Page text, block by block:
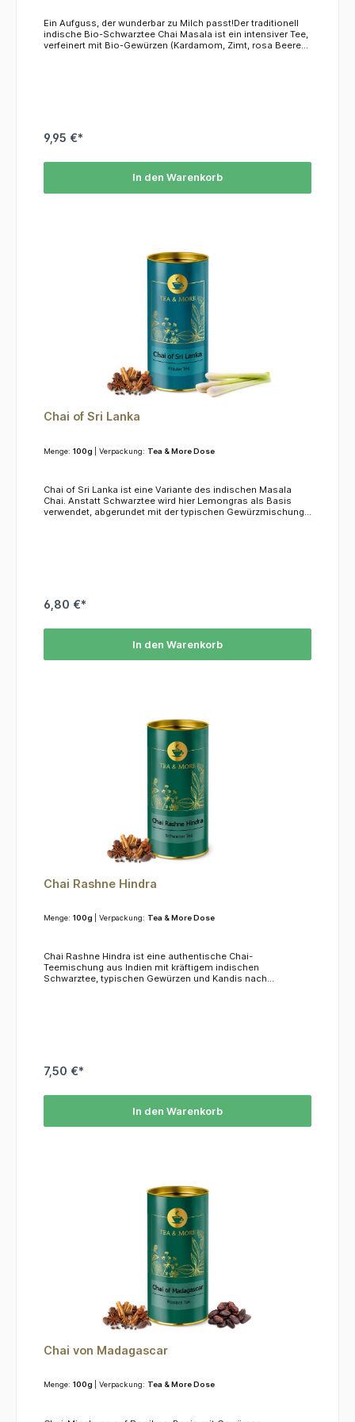
Ein Aufguss, der wunderbar zu Milch passt!Der traditionell
indische Bio-Schwarztee Chai Masala ist ein intensiver Tee,
verfeinert mit Bio-Gewürzen (Kardamom, Zimt, rosa Beeren,
9,95 €*
In den Warenkorb
Chai of Sri Lanka
Menge: 100g | Verpackung: Tea & More Dose
Chai of Sri Lanka ist eine Variante des indischen Masala
Chai. Anstatt Schwarztee wird hier Lemongras als Basis
verwendet, abgerundet mit der typischen Gewürzmischung
6,80 €*
In den Warenkorb
Chai Rashne Hindra
Menge: 100g | Verpackung: Tea & More Dose
Chai Rashne Hindra ist eine authentische Chai-
Teemischung aus Indien mit kräftigem indischen
Schwarztee, typischen Gewürzen und Kandis nach
7,50 €*
In den Warenkorb
Chai von Madagascar
Menge: 100g | Verpackung: Tea & More Dose